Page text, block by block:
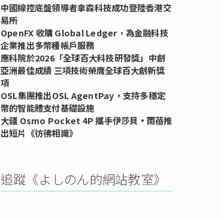
中國線控底盤領導者拿森科技成功登陸香港交
易所
OpenFX 收購 Global Ledger，為金融科技
企業推出多幣種帳戶服務
應科院於2026「全球百大科技研發獎」中創
亞洲最佳成績 三項技術榮膺全球百大創新獎
項
OSL集團推出OSL AgentPay，支持多穩定
幣的智能體支付基礎設施
大疆 Osmo Pocket 4P 攜手伊莎貝•雨蓓推
出短片《彷彿相識》
追蹤《よしのん的網站教室》